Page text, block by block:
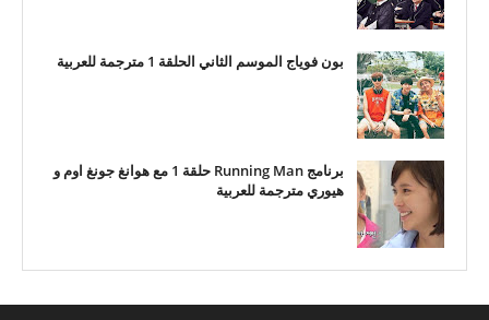
بون فوياج الموسم الثاني الحلقة 1 مترجمة للعربية
برنامج Running Man حلقة 1 مع هوانغ جونغ اوم و
هيوري مترجمة للعربية